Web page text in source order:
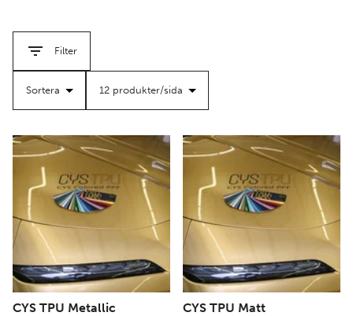
transparent finish samt i flera färgalternativ, så du kan
Filter
filter
filter
CYS TPU Metallic CYS TPU Matt